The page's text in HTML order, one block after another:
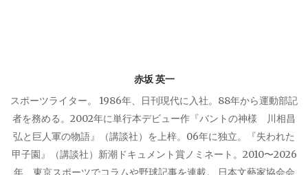
ン
赤坂 英一
スポーツライター。 1986年、日刊現代に入社。88年から運動部記
者を務める。2002年に単行本デビュー作『バントの神様 川相昌
弘と巨人軍の物語』（講談社）を上梓。06年に独立。『失われた
甲子園』（講談社）新潮ドキュメント賞ノミネート。2010〜2026
年、東京スポーツでコラムや野球記事を連載。 日本文藝家協会会